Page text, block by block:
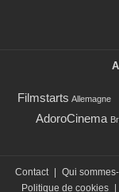
Filmstarts Allemagne
AdoroCinema
Contact | Qui
Politique de cookies |